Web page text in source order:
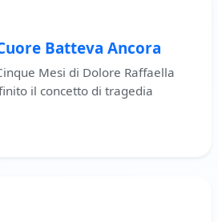
Batteva Ancora
Mesi di Dolore Raffaella
il concetto di tragedia